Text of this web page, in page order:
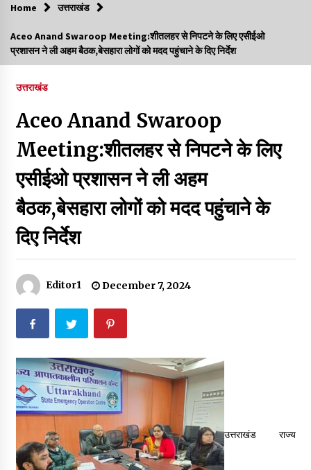
Trending Now
Minorities Rights Day : विश्व अल्पसंख्यक अधिकार दिवस
कार्यक्रम में शामिल हुए सीएम,आधुनिक मदरसों का नाम अब्दुल कलाम के नाम
Thought Of The Day 7 September
September 7, 2023
Thought Of The Day 6 September
September 6, 2023
Thought Of The Day 17 May
May 17, 2022
Thought Of The Day 16 May
May 16, 2022
Thought Of The Day 14 May
May 14, 2022
Home उत्तराखंड
Aceo Anand Swaroop Meeting:शीतलहर से निपटने के लिए एसीईओ
प्रशासन ने ली अहम बैठक,बेसहारा लोगों को मदद पहुंचाने के दिए निर्देश
उत्तराखंड
Aceo Anand Swaroop
Meeting:शीतलहर से निपटने के लिए
एसीईओ प्रशासन ने ली अहम
बैठक,बेसहारा लोगों को मदद पहुंचाने के
दिए निर्देश
Editor1 December 7, 2024
उत्तराखंड राज्य